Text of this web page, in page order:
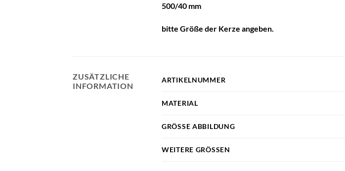
500/40 mm
bitte Größe der Kerze angeben.
ZUSÄTZLICHE
INFORMATION
ARTIKELNUMMER
MATERIAL
GRÖSSE ABBILDUNG
WEITERE GRÖSSEN